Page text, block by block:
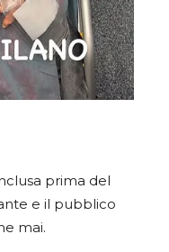
prima del
e il pubblico
mai.